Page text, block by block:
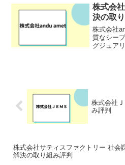
界規模で
急務とな
株式会
決の取
株式会社
質なシー
グジュア
株式会社
み評判
株式会社サティスファクトリー 社会
解決の取り組み評判